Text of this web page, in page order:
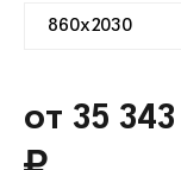
от 35 343